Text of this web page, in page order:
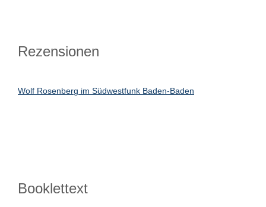
Rezensionen
Wolf Rosenberg im Südwestfunk Baden-Baden
Booklettext